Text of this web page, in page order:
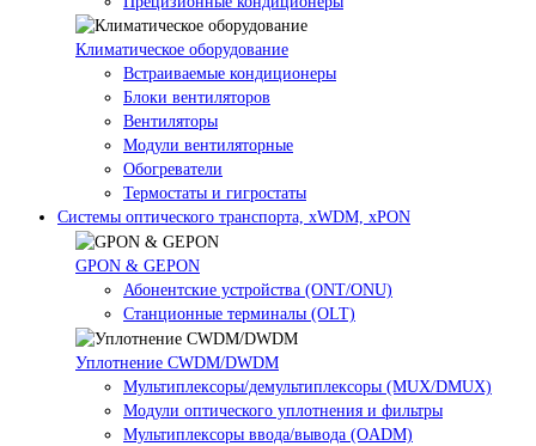
Климатичeское оборудование
Встраиваемые кондиционеры
Блоки вентиляторов
Вентиляторы
Модули вентиляторные
Обогреватели
Термостаты и гигростаты
Системы оптического транспорта, xWDM, xPON
GPON & GEPON
Абонентские устройства (ONT/ONU)
Станционные терминалы (OLT)
Уплотнение CWDM/DWDM
Мультиплексоры/демультиплексоры (MUX/DMUX)
Модули оптического уплотнения и фильтры
Мультиплексоры ввода/вывода (OADM)